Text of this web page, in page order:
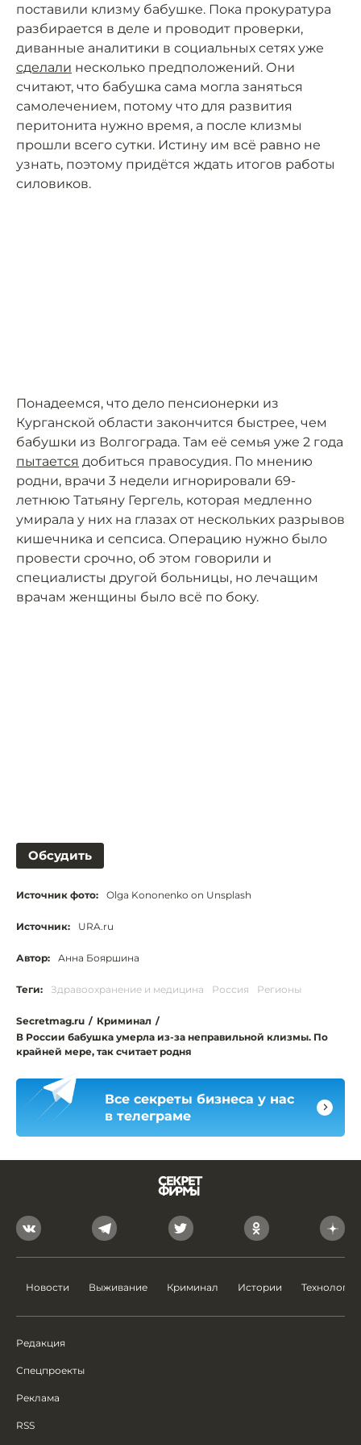
поставили клизму бабушке. Пока прокуратура
разбирается в деле и проводит проверки,
диванные аналитики в социальных сетях уже
сделали несколько предположений. Они
считают, что бабушка сама могла заняться
самолечением, потому что для развития
перитонита нужно время, а после клизмы
прошли всего сутки. Истину им всё равно не
узнать, поэтому придётся ждать итогов работы
силовиков.
Понадеемся, что дело пенсионерки из
Курганской области закончится быстрее, чем
бабушки из Волгограда. Там её семья уже 2 года
пытается добиться правосудия. По мнению
родни, врачи 3 недели игнорировали 69-
летнюю Татьяну Гергель, которая медленно
умирала у них на глазах от нескольких разрывов
кишечника и сепсиса. Операцию нужно было
провести срочно, об этом говорили и
специалисты другой больницы, но лечащим
врачам женщины было всё по боку.
Обсудить
Источник фото: Olga Kononenko on Unsplash
Источник: URA.ru
Автор: Анна Бояршина
Теги: Здравоохранение и медицина Россия Регионы
Secretmag.ru / Криминал /
В России бабушка умерла из-за неправильной клизмы. По
крайней мере, так считает родня
Все секреты бизнеса у нас
в телеграме
Новости Выживание Криминал Истории Технологии
Редакция
Спецпроекты
Реклама
RSS